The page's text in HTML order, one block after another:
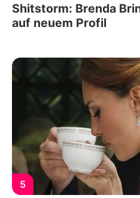
Shitstorm: Brenda
auf neuem Profil
5